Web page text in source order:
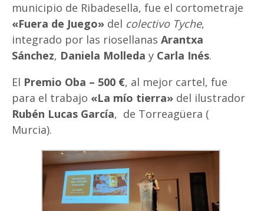
municipio de Ribadesella, fue el cortometraje
«Fuera de Juego» del colectivo Tyche,
integrado por las riosellanas Arantxa
Sánchez, Daniela Molleda y Carla Inés.
El Premio Oba – 500 €, al mejor cartel, fue
para el trabajo «La mío tierra» del ilustrador
Rubén Lucas García, de Torreagüera (
Murcia).